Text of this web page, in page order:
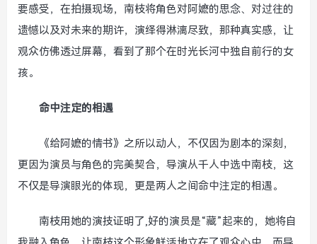
要感受，在拍摄现场，南枝将角色对阿嬷的思念、对过往的
遗憾以及对未来的期许，演绎得淋漓尽致，那种真实感，让
观众仿佛透过屏幕，看到了那个在时光长河中独自前行的女
孩。
命中注定的相遇
《给阿嬷的情书》之所以动人，不仅因为剧本的深刻，
更因为演员与角色的完美契合，导演从千人中选中南枝，这
不仅是导演眼光的体现，更是两人之间命中注定的相遇。
南枝用她的演技证明了,好的演员是“藏”起来的，她将自